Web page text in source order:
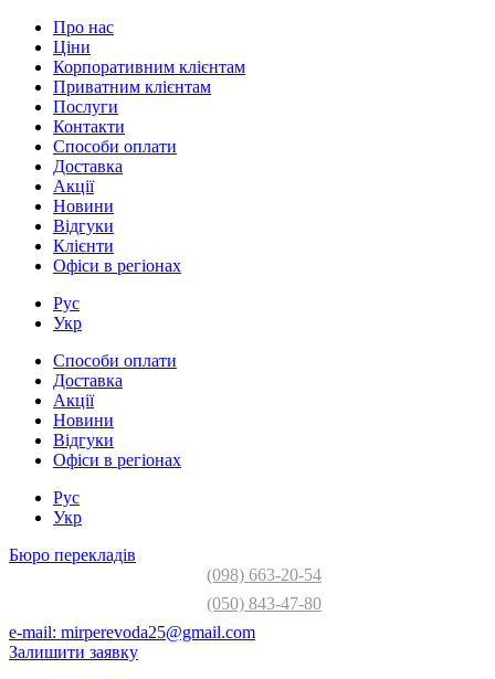
Про нас
Ціни
Корпоративним клієнтам
Приватним клієнтам
Послуги
Контакти
Способи оплати
Доставка
Акції
Новини
Відгуки
Клієнти
Офіси в регіонах
Рус
Укр
Способи оплати
Доставка
Акції
Новини
Відгуки
Офіси в регіонах
Рус
Укр
Бюро перекладів
(098) 663-20-54
(050) 843-47-80
e-mail: mirperevoda25@gmail.com
Залишити заявку